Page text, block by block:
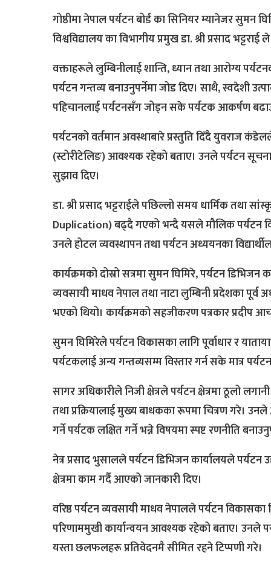
गोष्ठीमा नेपाल पर्यटन बोर्ड का सिनियर म्यानेजर सुमन
विश्वविद्यालय का विभागीय प्रमुख डा. श्री प्रसाद
वक्ताहरूले लुम्बिनीलाई शान्ति, ध्यान तथा आरोग्य
पर्यटन गन्तव्य बनाउनुपर्नेमा जोड दिए। साथै, स्वदेशी
पहिचानलाई पर्यटनसँग जोड्न सके पर्यटक आकर्षण
पर्यटनको वर्तमान अवस्थाबारे प्रस्तुति दिँदै युवराज
(स्टोरीटेलिङ) आवश्यक रहेको बताए। उनले पर्यटन सूचना
सुझाव दिए।
डा. श्री प्रसाद भट्टराईले पछिल्लो समय धार्मिक तथा
Duplication) बढ्दै गएको भन्दै यसले मौलिक पर्यटन
उनले होटल व्यवस्थापन तथा पर्यटन अध्ययनका
कार्यक्रमको दोस्रो सत्रमा सुमन घिमिरे, पर्यटन डिभिजन
व्यवसायी माधव नेपाल तथा नाटा लुम्बिनी प्रदेशका पूर्व
भएको थियो। कार्यक्रमको सहजीकरण पत्रकार प्रदीप
सुमन घिमिरेले पर्यटन विकासका लागि पूर्वाधार र
पर्यटकलाई अन्य गन्तव्यसम्म विस्तार गर्न सके मात्र
सागर अधिकारीले निजी क्षेत्रले पर्यटन क्षेत्रमा ठूलो
तथा प्रक्रियालाई मुख्य बाधकका रूपमा चित्रण गरे।
गर्ने पर्यटक लक्षित गर्ने भन्ने विषयमा स्पष्ट रणनीति
नेत्र प्रसाद भुसालले पर्यटन डिभिजन कार्यालयले पर्यटन
क्षेत्रमा काम गर्दै आएको जानकारी दिए।
वरिष्ठ पर्यटन व्यवसायी माधव नेपालले पर्यटन
परिणाममुखी कार्यान्वयन आवश्यक रहेको बताए। उनले
यस्ता छलफलहरू प्रतिवेदनमै सीमित रहने टिप्पणी गरे।